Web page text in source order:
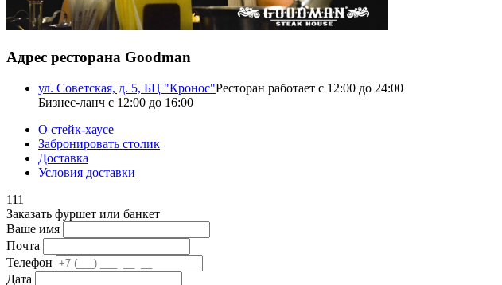
Адрес ресторана Goodman
ул. Советская, д. 5, БЦ "Кронос"Ресторан работает с 12:00 до 24:00
Бизнес-ланч с 12:00 до 16:00
О стейк-хаусе
Забронировать столик
Доставка
Условия доставки
111
Заказать фуршет или банкет
Ваше имя
Почта
Телефон
Дата